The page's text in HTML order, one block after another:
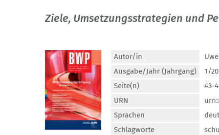
Ziele, Umsetzungsstrategien und
Autor/in
Ausgabe/Jahr (Jahrgang)
1/
Seite(n)
43-
URN
Sprachen
Schlagworte